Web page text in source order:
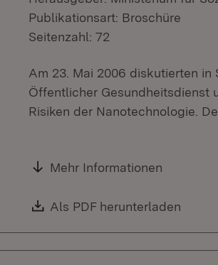
Publikationsart: Broschüre
Seitenzahl: 72
Am 23. Mai 2006 diskutierten
Öffentlicher Gesundheitsdienst
Risiken der Nanotechnologie.
Mehr Informationen
Download:
Als PDF herunterladen